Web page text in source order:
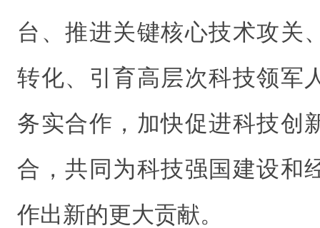
台、推进关键核心技术攻关
转化、引育高层次科技领军
务实合作，加快促进科技创
合，共同为科技强国建设和
作出新的更大贡献。